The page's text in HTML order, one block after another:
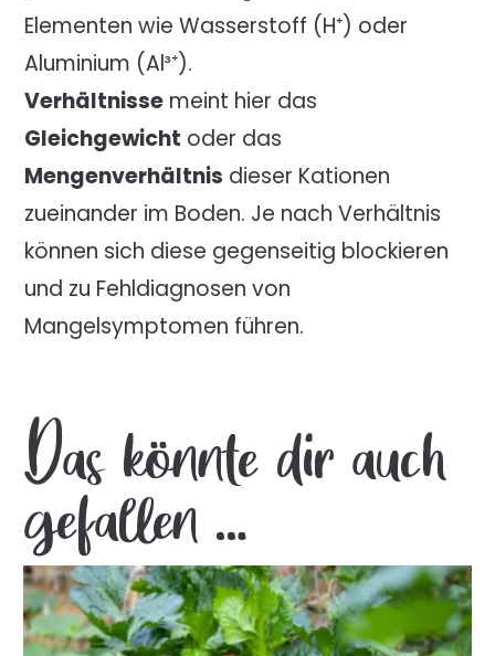
Elementen wie Wasserstoff (H⁺) oder
Aluminium (Al³⁺).
Verhältnisse meint hier das
Gleichgewicht oder das
Mengenverhältnis dieser Kationen
zueinander im Boden. Je nach Verhältnis
können sich diese gegenseitig blockieren
und zu Fehldiagnosen von
Mangelsymptomen führen.
Das könnte dir auch
gefallen …